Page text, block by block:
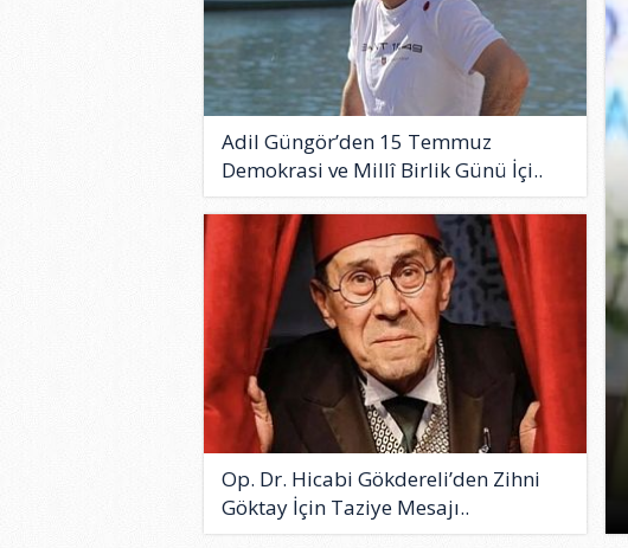
Adil Güngör’den 15 Temmuz
Demokrasi ve Millî Birlik Günü İçi..
Op. Dr. Hicabi Gökdereli’den Zihni
Göktay İçin Taziye Mesajı..